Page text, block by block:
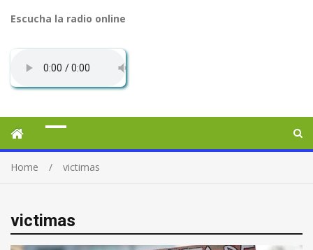
Escucha la radio online
Home victimas
victimas